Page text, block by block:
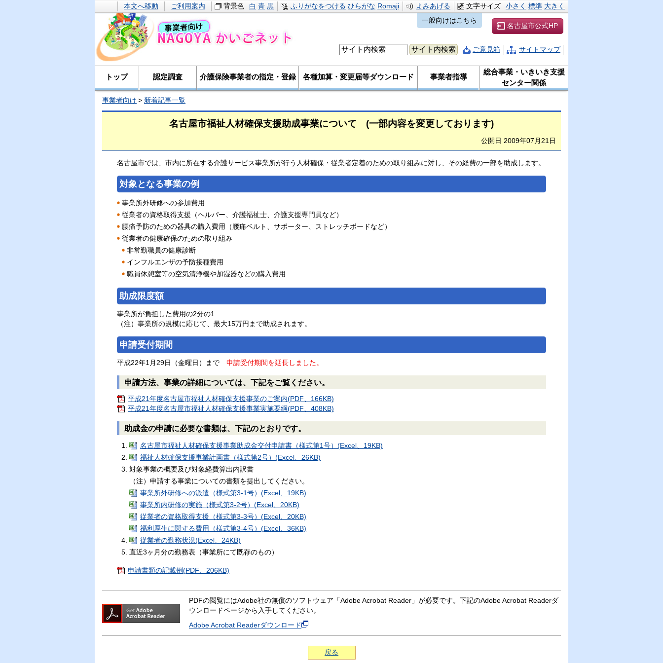
本文へ移動 ご利用案内 背景色 白 青 黒 ふりがなをつける ひらがな Romaji よみあげる 文字サイズ 小さく 標準 大きく
名古屋市公式HP
一般向けはこちら
ご意見箱 サイトマップ
トップ 認定調査 介護保険事業者の指定・登録 各種加算・変更届等ダウンロード 事業者指導
総合事業・いきいき支援
センター関係
事業者向け 新着記事一覧
名古屋市福祉人材確保支援助成事業について (一部内容を変更しております)
公開日 2009年07月21日
名古屋市では、市内に所在する介護サービス事業所が行う人材確保・従業者定着のための取り組みに対し、その経費の一部を助成します。
対象となる事業の例
事業所外研修への参加費用
従業者の資格取得支援（ヘルパー、介護福祉士、介護支援専門員など）
腰痛予防のための器具の購入費用（腰痛ベルト、サポーター、ストレッチボードなど）
従業者の健康確保のための取り組み
非常勤職員の健康診断
インフルエンザの予防接種費用
職員休憩室等の空気清浄機や加湿器などの購入費用
助成限度額
事業所が負担した費用の2分の1
（注）事業所の規模に応じて、最大15万円まで助成されます。
申請受付期間
平成22年1月29日（金曜日）まで 申請受付期間を延長しました。
申請方法、事業の詳細については、下記をご覧ください。
平成21年度名古屋市福祉人材確保支援事業のご案内(PDF、166KB)
平成21年度名古屋市福祉人材確保支援事業実施要綱(PDF、408KB)
助成金の申請に必要な書類は、下記のとおりです。
名古屋市福祉人材確保支援事業助成金交付申請書（様式第1号）(Excel、19KB)
福祉人材確保支援事業計画書（様式第2号）(Excel、26KB)
対象事業の概要及び対象経費算出内訳書
（注）申請する事業についての書類を提出してください。
事業所外研修への派遣（様式第3-1号）(Excel、19KB)
事業所内研修の実施（様式第3-2号）(Excel、20KB)
従業者の資格取得支援（様式第3-3号）(Excel、20KB)
福利厚生に関する費用（様式第3-4号）(Excel、36KB)
従業者の勤務状況(Excel、24KB)
直近3ヶ月分の勤務表（事業所にて既存のもの）
申請書類の記載例(PDF、206KB)
PDFの閲覧にはAdobe社の無償のソフトウェア「Adobe Acrobat Reader」が必要です。下記のAdobe Acrobat Readerダ
ウンロードページから入手してください。
Adobe Acrobat Readerダウンロード
戻る